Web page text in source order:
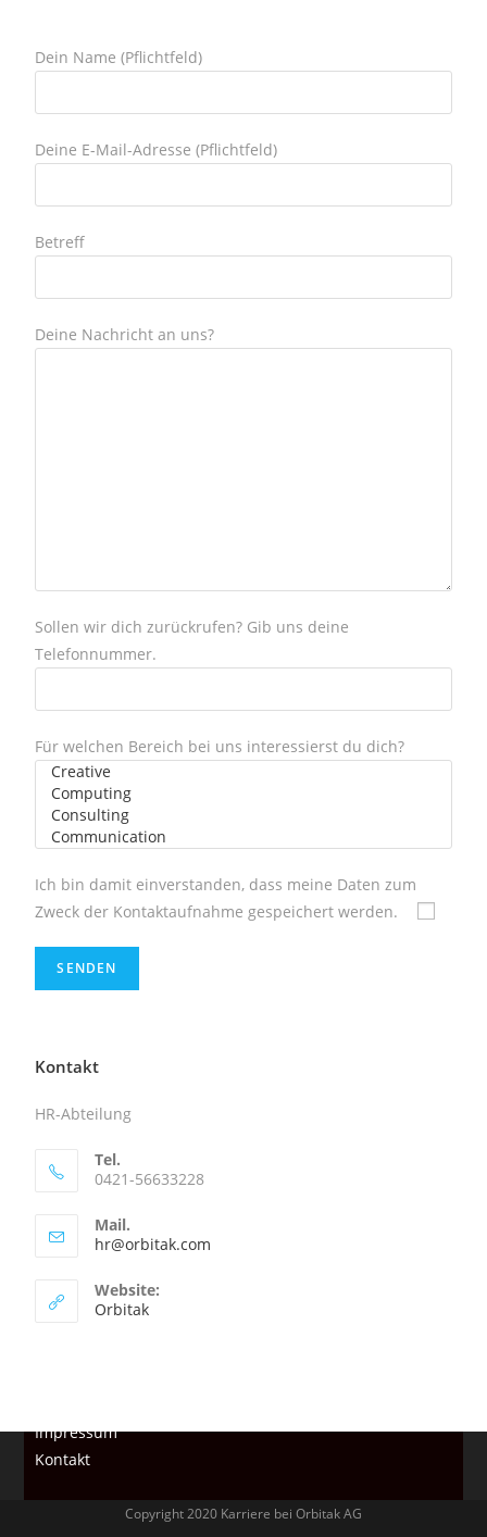
Dein Name (Pflichtfeld)
Deine E-Mail-Adresse (Pflichtfeld)
Betreff
Deine Nachricht an uns?
Sollen wir dich zurückrufen? Gib uns deine
Telefonnummer.
Für welchen Bereich bei uns interessierst du dich?
Ich bin damit einverstanden, dass meine Daten zum
Zweck der Kontaktaufnahme gespeichert werden.
Kontakt
HR-Abteilung
Tel.
0421-56633228
Mail.
hr@orbitak.com
Website:
Orbitak
Impressum
Kontakt
Copyright 2020 Karriere bei Orbitak AG